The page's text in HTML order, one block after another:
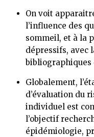
On voit
l’influence des
sommeil, et à la
dépressifs, avec
bibliographiques
Globalement,
d’évaluation du
individuel est
l’objectif
épidémiologie,